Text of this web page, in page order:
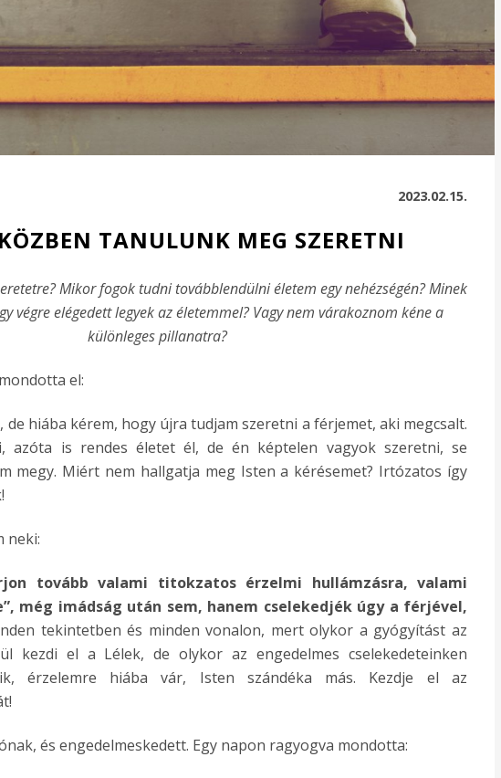
2023.02.15.
TANULUNK MEG SZERETNI
Mikor fogok tudni továbblendülni életem egy nehézségén? Minek
végre elégedett legyek az életemmel? Vagy nem várakoznom kéne a
különleges pillanatra?
el:
de hiába kérem, hogy újra tudjam szeretni a férjemet, aki megcsalt.
azóta is rendes életet él, de én képtelen vagyok szeretni, se
megy. Miért nem hallgatja meg Isten a kérésemet? Irtózatos így
neki:
tovább valami titokzatos érzelmi hullámzásra, valami
még imádság után sem, hanem cselekedjék úgy a férjével,
tekintetben és minden vonalon, mert olykor a gyógyítást az
kezdi el a Lélek, de olykor az engedelmes cselekedeteinken
érzelemre hiába vár, Isten szándéka más. Kezdje el az
és engedelmeskedett. Egy napon ragyogva mondotta: